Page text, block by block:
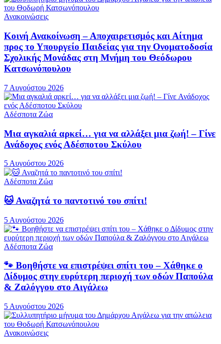
Ανακοινώσεις
Κοινή Ανακοίνωση – Αποχαιρετισμός και Αίτημα
προς το Υπουργείο Παιδείας για την Ονοματοδοσία
Σχολικής Μονάδας στη Μνήμη του Θεόδωρου
Κατσωνόπουλου
7 Αυγούστου 2026
Αδέσποτα Ζώα
Μια αγκαλιά αρκεί… για να αλλάξει μια ζωή! – Γίνε
Ανάδοχος ενός Αδέσποτου Σκύλου
5 Αυγούστου 2026
Αδέσποτα Ζώα
🐱 Αναζητά το παντοτινό του σπίτι!
5 Αυγούστου 2026
Αδέσποτα Ζώα
🐾 Βοηθήστε να επιστρέψει σπίτι του – Χάθηκε ο
Δίδυμος στην ευρύτερη περιοχή των οδών Παπούλα
& Ζαλόγγου στο Αιγάλεω
5 Αυγούστου 2026
Ανακοινώσεις